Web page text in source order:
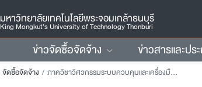
มหาวิทยาลัยเทคโนโลยีพระจอมเกล้าธนบุรี
King Mongkut’s University of Technology Thonburi
ข่าวจัดซื้อจัดจ้าง ข่าวสารและปร
จัดซื้อจัดจ้าง ภาควิชาวิศวกรรมระบบควบคุมและเครื่องมือวัด